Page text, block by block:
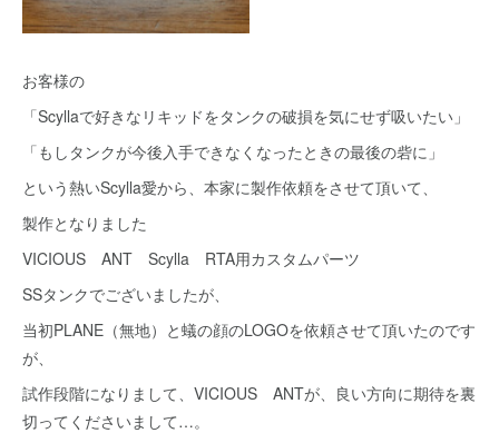
お客様の
「Scyllaで好きなリキッドをタンクの破損を気にせず吸いたい」
「もしタンクが今後入手できなくなったときの最後の砦に」
という熱いScylla愛から、本家に製作依頼をさせて頂いて、
製作となりました
VICIOUS ANT Scylla RTA用カスタムパーツ
SSタンクでございましたが、
当初PLANE（無地）と蟻の顔のLOGOを依頼させて頂いたのです
が、
試作段階になりまして、VICIOUS ANTが、良い方向に期待を裏
切ってくださいまして…。